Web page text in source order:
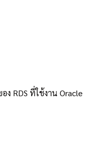
ง RDS ที่ใช้งาน Oracle